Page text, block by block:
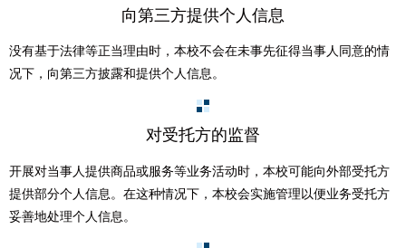
向第三方提供个人信息
没有基于法律等正当理由时，本校不会在未事先征得当事人同意的情
况下，向第三方披露和提供个人信息。
对受托方的监督
开展对当事人提供商品或服务等业务活动时，本校可能向外部受托方
提供部分个人信息。在这种情况下，本校会实施管理以便业务受托方
妥善地处理个人信息。